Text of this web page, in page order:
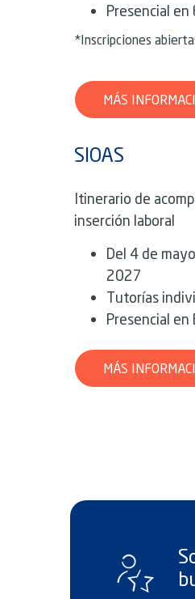
Presencial en
*Inscripciones
MÁS
SIOAS
Itinerario de
inserción laboral
Del 4 de
2027
Tutorías
Presencial en
MÁS